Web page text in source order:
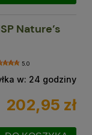
Nature’s
5.0
w: 24 godziny
202,95 zł